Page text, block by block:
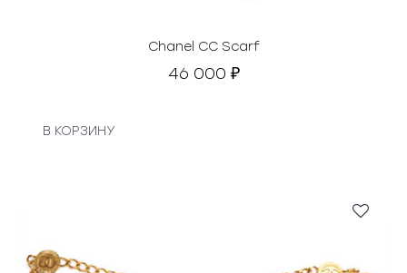
Chanel CC Scarf
46 000 ₽
В КОРЗИНУ